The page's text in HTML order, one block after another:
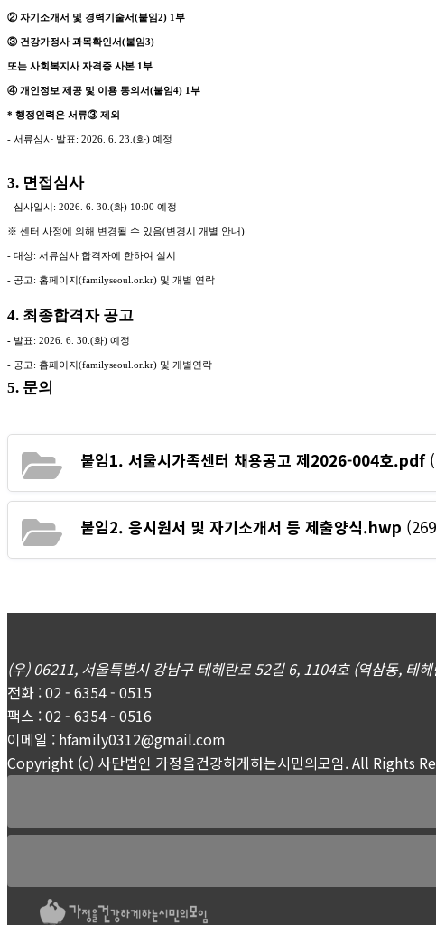
② 자기소개서 및 경력기술서(붙임2) 1부
③ 건강가정사 과목확인서(붙임3)
또는 사회복지사 자격증 사본 1부
④ 개인정보 제공 및 이용 동의서(붙임4) 1부
* 행정인력은 서류③ 제외
- 서류심사 발표: 2026. 6. 23.(화) 예정
3. 면접심사
- 심사일시 : 2026. 6. 30.(화) 10:00 예정
※ 센터 사정에 의해 변경될 수 있음(변경시 개별 안내)
- 대상: 서류심사 합격자에 한하여 실시
- 공고: 홈페이지 (familyseoul.or.kr) 및 개별 연락
4. 최종합격자 공고
- 발표: 2026. 6. 30.(화) 예정
- 공고: 홈페이지 (familyseoul.or.kr) 및 개별연락
5. 문의
붙임1. 서울시가족센터 채용공고 제2026-004호.pdf
붙임2. 응시원서 및 자기소개서 등 제출양식.hwp
(우) 06211, 서울특별시 강남구 테헤란로 52길 6, 1104호 (역삼동, 테
전화 : 02 - 6354 - 0515
팩스 : 02 - 6354 - 0516
이메일 : hfamily0312@gmail.com
Copyright (c) 사단법인 가정을건강하게하는시민의모임. All Rights